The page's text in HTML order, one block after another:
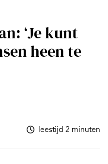
‘Je kunt
heen te
leestijd 2 minuten